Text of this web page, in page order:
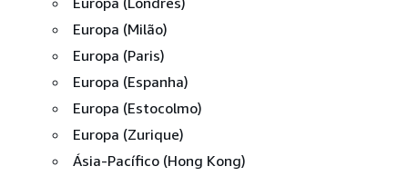
Europa (Milão)
Europa (Paris)
Europa (Espanha)
Europa (Estocolmo)
Europa (Zurique)
Ásia-Pacífico (Hong Kong)